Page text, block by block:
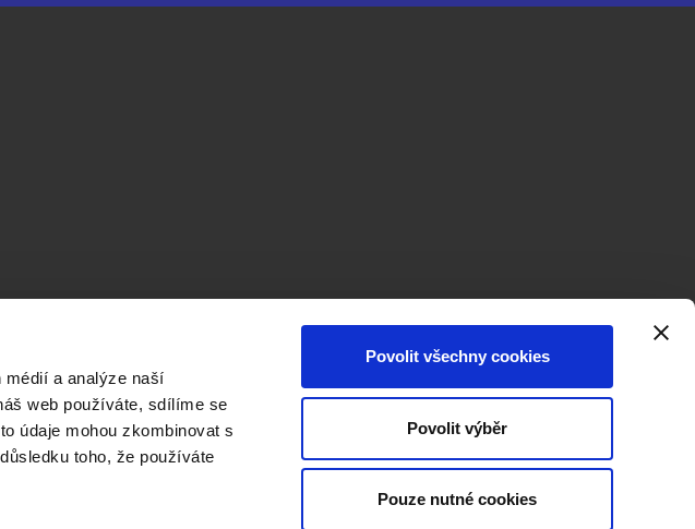
a analýze naší
web používáte, sdílíme se
údaje mohou zkombinovat s
toho, že používáte
Povolit všechny cookies
Povolit výběr
Pouze nutné cookies